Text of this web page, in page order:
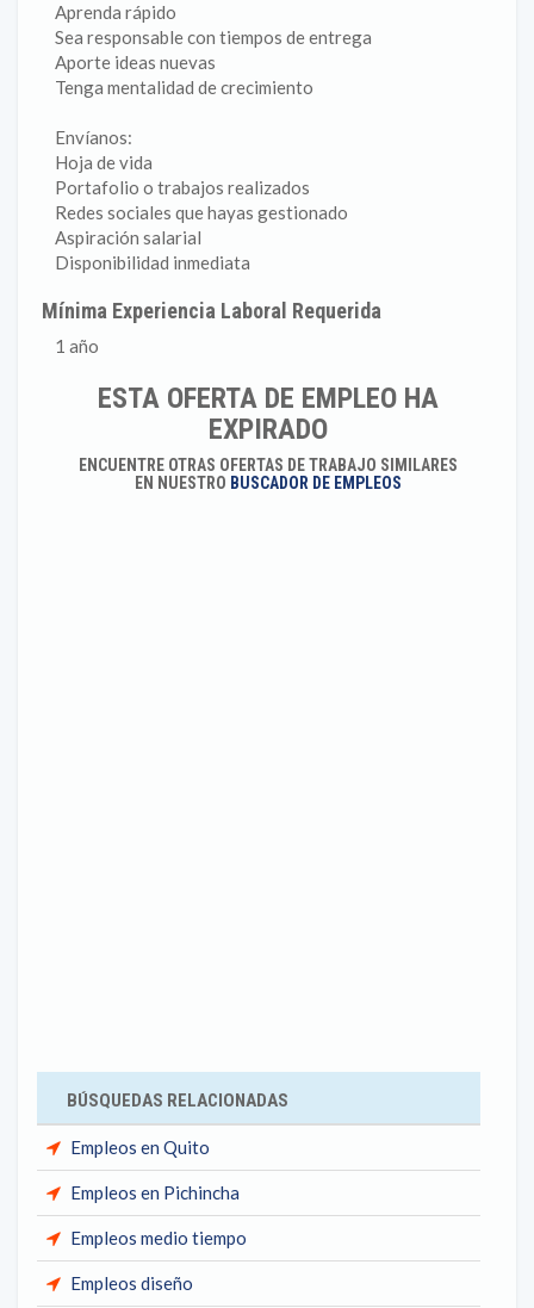
Aprenda rápido
Sea responsable con tiempos de entrega
Aporte ideas nuevas
Tenga mentalidad de crecimiento
Envíanos:
Hoja de vida
Portafolio o trabajos realizados
Redes sociales que hayas gestionado
Aspiración salarial
Disponibilidad inmediata
Mínima Experiencia Laboral Requerida
1 año
ESTA OFERTA DE EMPLEO HA
EXPIRADO
ENCUENTRE OTRAS OFERTAS DE TRABAJO SIMILARES
EN NUESTRO BUSCADOR DE EMPLEOS
BÚSQUEDAS RELACIONADAS
Empleos en Quito
Empleos en Pichincha
Empleos medio tiempo
Empleos diseño